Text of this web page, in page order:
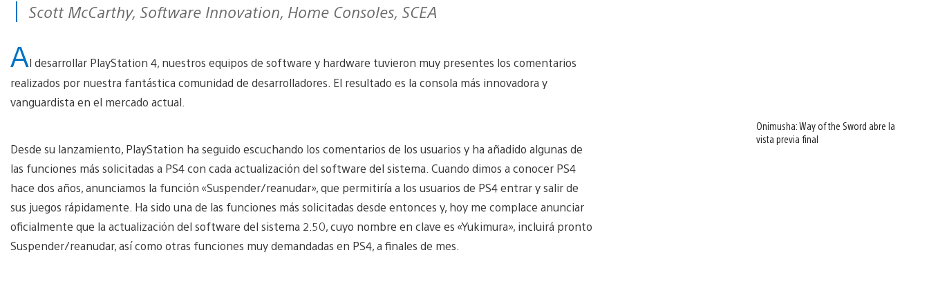
Scott McCarthy, Software Innovation, Home Consoles, SCEA
Al desarrollar PlayStation 4, nuestros equipos de software y hardware tuvieron muy presentes los comentarios
realizados por nuestra fantástica comunidad de desarrolladores. El resultado es la consola más innovadora y
vanguardista en el mercado actual.
Desde su lanzamiento, PlayStation ha seguido escuchando los comentarios de los usuarios y ha añadido algunas de
las funciones más solicitadas a PS4 con cada actualización del software del sistema. Cuando dimos a conocer PS4
hace dos años, anunciamos la función «Suspender/reanudar», que permitiría a los usuarios de PS4 entrar y salir de
sus juegos rápidamente. Ha sido una de las funciones más solicitadas desde entonces y, hoy me complace anunciar
oficialmente que la actualización del software del sistema 2.50, cuyo nombre en clave es «Yukimura», incluirá pronto
Suspender/reanudar, así como otras funciones muy demandadas en PS4, a finales de mes.
Onimusha: Way of the Sword abre la
vista previa final